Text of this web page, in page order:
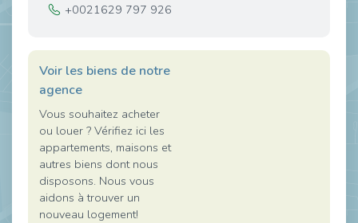
+0021629 797 926
Voir les biens de notre
agence
Vous souhaitez acheter
ou louer ? Vérifiez ici les
appartements, maisons et
autres biens dont nous
disposons. Nous vous
aidons à trouver un
nouveau logement!